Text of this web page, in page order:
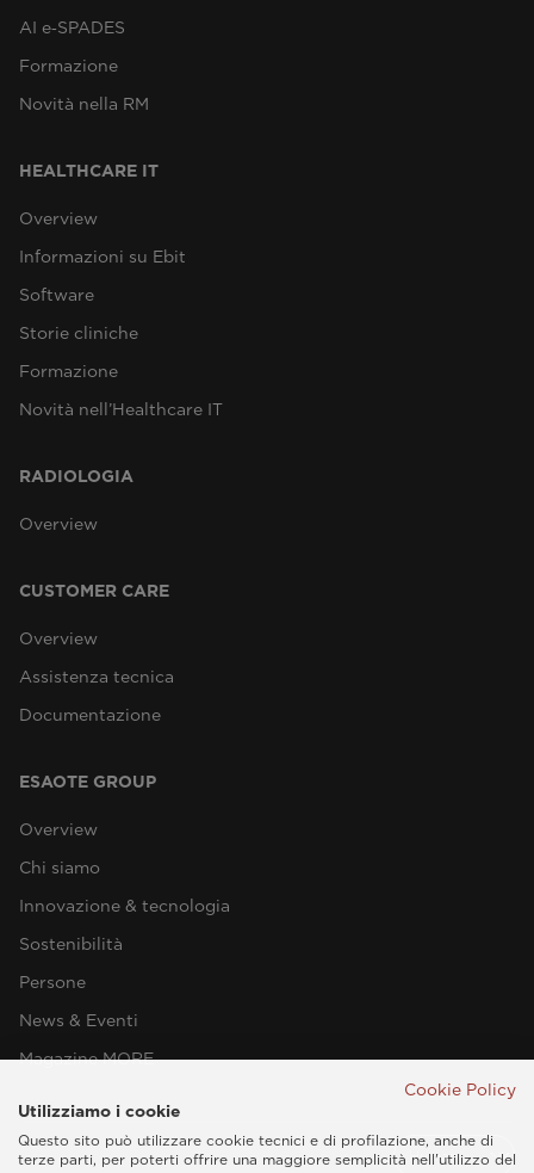
AI e‑SPADES
Formazione
Novità nella RM
HEALTHCARE IT
Overview
Informazioni su Ebit
Software
Storie cliniche
Formazione
Novità nell’Healthcare IT
RADIOLOGIA
Overview
CUSTOMER CARE
Overview
Assistenza tecnica
Documentazione
ESAOTE GROUP
Overview
Chi siamo
Innovazione & tecnologia
Sostenibilità
Persone
News & Eventi
Magazine MORE
Cookie Policy
Utilizziamo i cookie
Questo sito può utilizzare cookie tecnici e di profilazione, anche di
terze parti, per poterti offrire una maggiore semplicità nell'utilizzo del